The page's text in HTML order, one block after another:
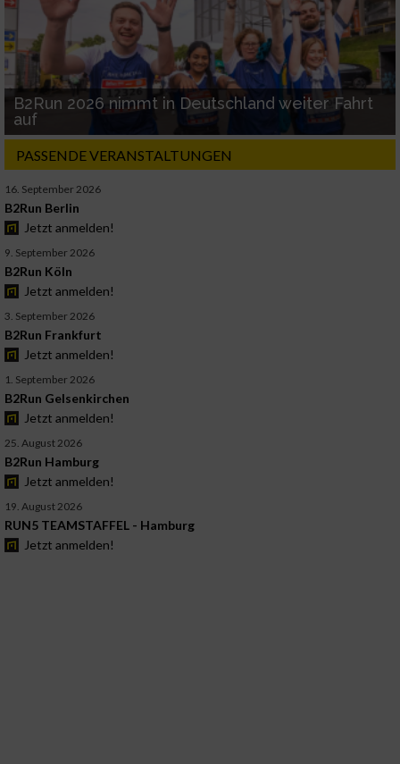
B2Run 2026 nimmt in Deutschland weiter Fahrt
auf
PASSENDE VERANSTALTUNGEN
16. September 2026
B2Run Berlin
Jetzt anmelden!
9. September 2026
B2Run Köln
Jetzt anmelden!
3. September 2026
B2Run Frankfurt
Jetzt anmelden!
1. September 2026
B2Run Gelsenkirchen
Jetzt anmelden!
25. August 2026
B2Run Hamburg
Jetzt anmelden!
19. August 2026
RUN5 TEAMSTAFFEL - Hamburg
Jetzt anmelden!